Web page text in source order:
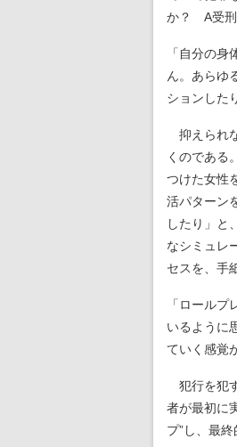
か？ A受刑
「自分の
ん。あらゆ
ションした
抑えられ
くのである
つけた女性
活パターン
したり」と
なシミュレ
セスを、手
「ロール
いるように
ていく感覚
犯行を犯
者が最初に
プ”し、最